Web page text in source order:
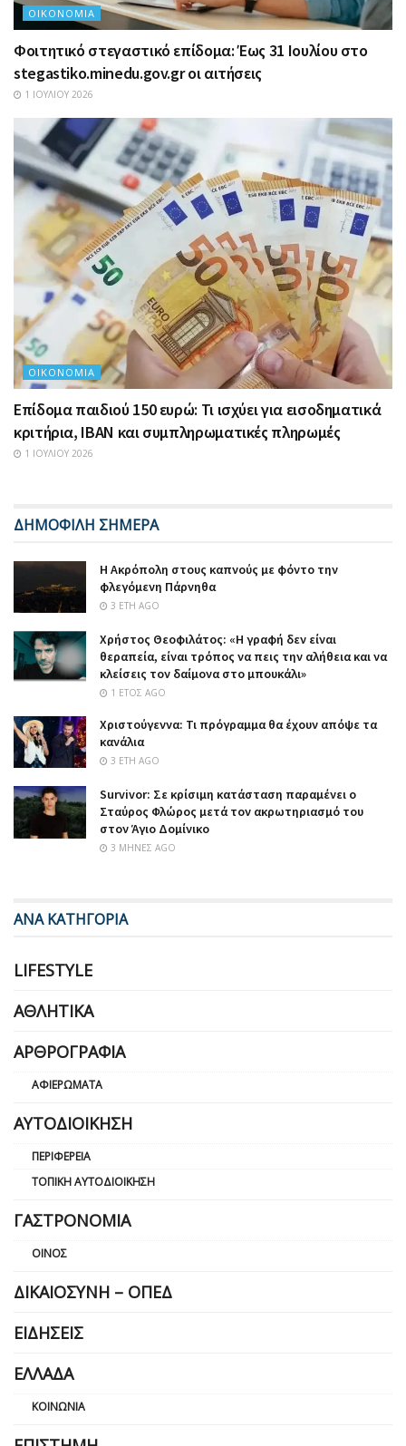
ΟΙΚΟΝΟΜΊΑ
Φοιτητικό στεγαστικό επίδομα: Έως 31 Ιουλίου στο
stegastiko.minedu.gov.gr οι αιτήσεις
1 ΙΟΥΛΊΟΥ 2026
ΟΙΚΟΝΟΜΊΑ
Επίδομα παιδιού 150 ευρώ: Τι ισχύει για εισοδηματικά
κριτήρια, IBAN και συμπληρωματικές πληρωμές
1 ΙΟΥΛΊΟΥ 2026
ΔΗΜΟΦΙΛΗ ΣΗΜΕΡΑ
Η Ακρόπολη στους καπνούς με φόντο την
φλεγόμενη Πάρνηθα
3 ΈΤΗ AGO
Χρήστος Θεοφιλάτος: «Η γραφή δεν είναι
θεραπεία, είναι τρόπος να πεις την αλήθεια και να
κλείσεις τον δαίμονα στο μπουκάλι»
1 ΈΤΟΣ AGO
Χριστούγεννα: Τι πρόγραμμα θα έχουν απόψε τα
κανάλια
3 ΈΤΗ AGO
Survivor: Σε κρίσιμη κατάσταση παραμένει ο
Σταύρος Φλώρος μετά τον ακρωτηριασμό του
στον Άγιο Δομίνικο
3 ΜΉΝΕΣ AGO
ΑΝΑ ΚΑΤΗΓΟΡΙΑ
LIFESTYLE
ΑΘΛΗΤΙΚΆ
ΑΡΘΡΟΓΡΑΦΊΑ
ΑΦΙΕΡΏΜΑΤΑ
ΑΥΤΟΔΙΟΊΚΗΣΗ
ΠΕΡΙΦΈΡΕΙΑ
ΤΟΠΙΚΉ ΑΥΤΟΔΙΟΊΚΗΣΗ
ΓΑΣΤΡΟΝΟΜΊΑ
ΟΊΝΟΣ
ΔΙΚΑΙΟΣΎΝΗ – ΟΠΕΔ
ΕΙΔΉΣΕΙΣ
ΕΛΛΆΔΑ
ΚΟΙΝΩΝΊΑ